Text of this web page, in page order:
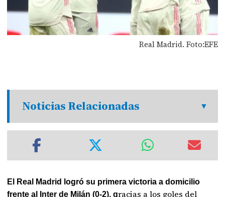
Real Madrid. Foto:EFE
Noticias Relacionadas
El Real Madrid logró su primera victoria a domicilio
frente al Inter de Milán (0-2), gracias a los goles del